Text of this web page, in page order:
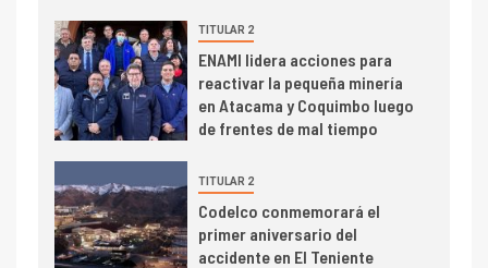
trimestre
4 I+D
Informe bimensual de
Cochilco: precio del cobre
alcanza máximos por escasez
5 I+D
Estudio revela cómo el precio
del cobre y educación superior
se relacionan en zonas
TITULAR 2
ENAMI lidera acciones para
reactivar la pequeña minería
en Atacama y Coquimbo luego
de frentes de mal tiempo
TITULAR 2
Codelco conmemorará el
primer aniversario del
accidente en El Teniente